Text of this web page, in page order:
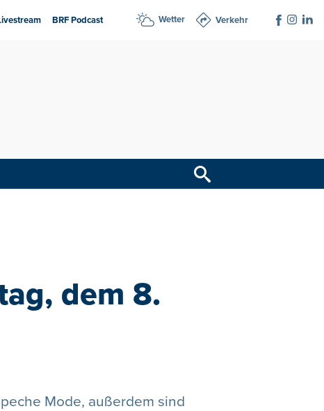
BRF Podcast Wetter Verkehr
dem 8.
Mode, außerdem sind